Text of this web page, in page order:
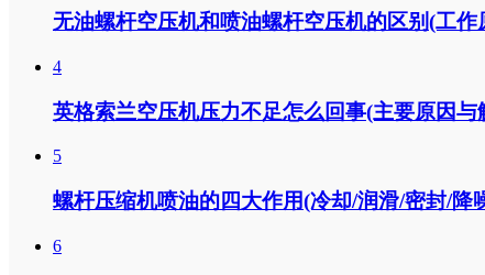
无油螺杆空压机和喷油螺杆空压机的区别(工作
4
英格索兰空压机压力不足怎么回事(主要原因与
5
螺杆压缩机喷油的四大作用(冷却/润滑/密封/降
6